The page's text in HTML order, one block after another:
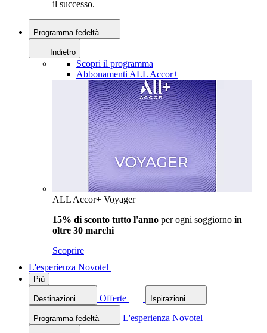
il successo.
Programma fedeltà
Indietro
Scopri il programma
Abbonamenti ALL Accor+
ALL Accor+ Voyager
15% di sconto tutto l'anno per ogni soggiorno in
oltre 30 marchi
Scoprire
L'esperienza Novotel
Più
Destinazioni Offerte Ispirazioni
Programma fedeltà L'esperienza Novotel